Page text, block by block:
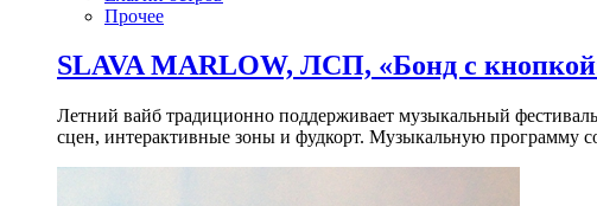
Прочее
SLAVA MARLOW, ЛСП, «Бонд с
Летний вайб традиционно поддерживает музыкальный
сцен, интерактивные зоны и фудкорт. Музыкальную программу